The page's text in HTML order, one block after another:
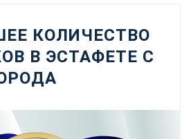
КОЛИЧЕСТВО
В ЭСТАФЕТЕ С